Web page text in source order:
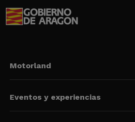
Motorland
Eventos y experiencias